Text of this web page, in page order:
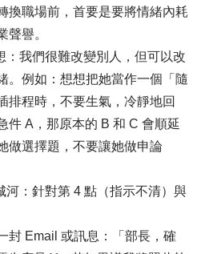
換職場前，首要是要將情緒內耗
聲譽。
：我們很難改變別人，但可以改
。例如：想想把她當作一個「隨
排程時，不要生氣，冷靜地回
件 A，那原本的 B 和 C 會順延
做選擇題，不要讓她做申論
河：針對第 4 點（指示不清）與
封 Email 或訊息：「部長，確